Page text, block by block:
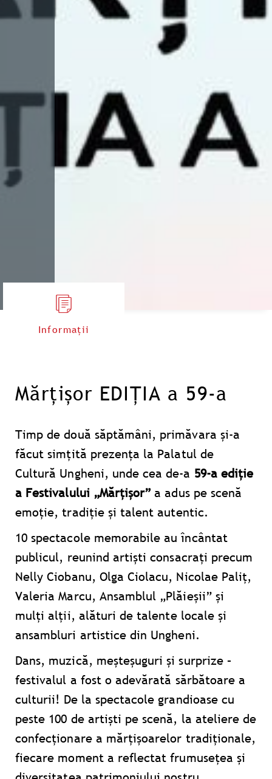
Informații
Mărțișor EDIȚIA a 59-a
Timp de două săptămâni, primăvara și-a
făcut simțită prezența la Palatul de
Cultură Ungheni, unde cea de-a 59-a ediție
a Festivalului „Mărțișor”a adus pe scenă
emoție, tradiție și talent autentic.
10 spectacole memorabile au încântat
publicul, reunind artiști consacrați precum
Nelly Ciobanu, Olga Ciolacu, Nicolae Paliț,
Valeria Marcu, Ansamblul „Plăieșii” și
mulți alții, alături de talente locale și
ansambluri artistice din Ungheni.
Dans, muzică, meșteșuguri și surprize –
festivalul a fost o adevărată sărbătoare a
culturii! De la spectacole grandioase cu
peste 100 de artiști pe scenă, la ateliere de
confecționare a mărțișoarelor tradiționale,
fiecare moment a reflectat frumusețea și